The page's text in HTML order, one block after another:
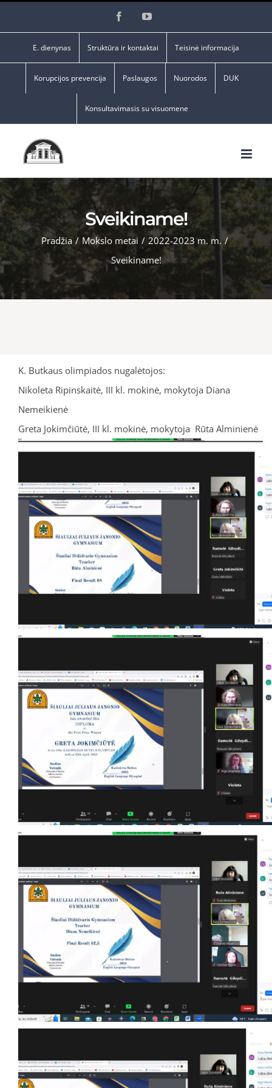
FacebookYouTube
E. dienynas Struktūra ir kontaktai Teisinė informacija
Korupcijos prevencija Paslaugos Nuorodos DUK
Konsultavimasis su visuomene
Sveikiname!
Pradžia / Mokslo metai / 2022-2023 m. m. /
Sveikiname!
K. Butkaus olimpiados nugalėtojos:
Nikoleta Ripinskaitė, III kl. mokinė, mokytoja Diana
Nemeikienė
Greta Jokimčiūtė, III kl. mokinė, mokytoja Rūta Alminienė